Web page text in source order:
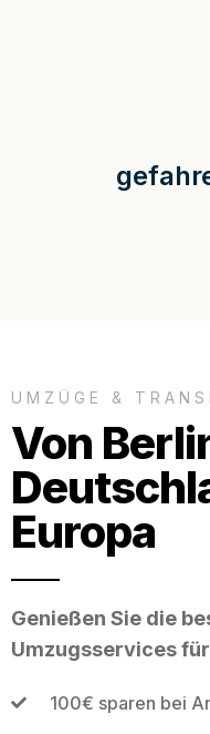
UMZÜGE &
Von
Europa
Genießen Sie die
Umzugsservices
100€ sparen bei